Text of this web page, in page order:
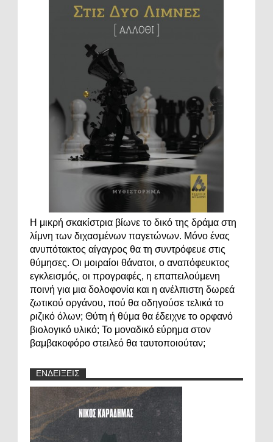
Η μικρή σκακίστρια βίωνε το δικό της δράμα στη
λίμνη των διχασμένων παγετώνων. Μόνο ένας
ανυπότακτος αίγαγρος θα τη συντρόφευε στις
θύμησες. Οι μοιραίοι θάνατοι, ο αναπόφευκτος
εγκλεισμός, οι προγραφές, η επαπειλούμενη
ποινή για μια δολοφονία και η ανέλπιστη δωρεά
ζωτικού οργάνου, πού θα οδηγούσε τελικά το
ριζικό όλων; Θύτη ή θύμα θα έδειχνε το ορφανό
βιολογικό υλικό; Το μοναδικό εύρημα στον
βαμβακοφόρο στειλεό θα ταυτοποιούταν;
ΕΝΔΕΙΞΕΙΣ